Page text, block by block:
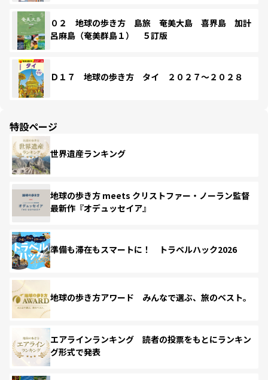
０２ 地球の歩き方 島旅 奄美大島 喜界島 加計
呂麻島（奄美群島１） ５訂版
Ｄ１７ 地球の歩き方 タイ ２０２７～２０２８
特設ページ
世界遺産ランキング
地球の歩き方 meets クリストファー・ノーラン監督
最新作『オデュッセイア』
準備も滞在もスマートに！ トラベルハック2026
地球の歩き方アワード みんなで選ぶ、旅のベスト。
エアラインランキング 読者の投票をもとにランキン
グ形式で発表